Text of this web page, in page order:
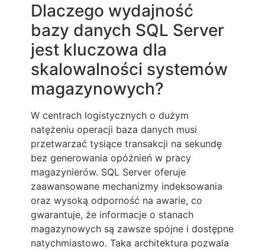
Dlaczego wydajność
bazy danych SQL Server
jest kluczowa dla
skalowalności systemów
magazynowych?
W centrach logistycznych o dużym
natężeniu operacji baza danych musi
przetwarzać tysiące transakcji na sekundę
bez generowania opóźnień w pracy
magazynierów. SQL Server oferuje
zaawansowane mechanizmy indeksowania
oraz wysoką odporność na awarie, co
gwarantuje, że informacje o stanach
magazynowych są zawsze spójne i dostępne
natychmiastowo. Taka architektura pozwala